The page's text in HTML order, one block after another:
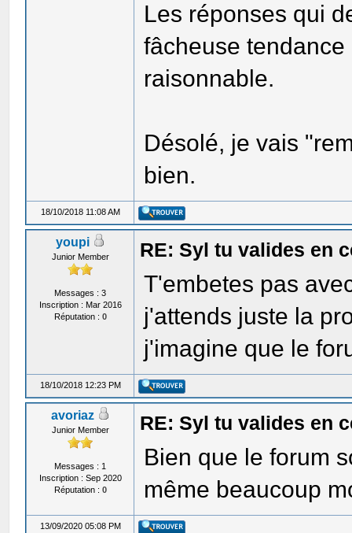
Les réponses qui
fâcheuse
raisonnable.
Désolé, je vais
bien.
18/10/2018 11:08 AM
youpi
Junior Member
Messages : 3
Inscription : Mar 2016
Réputation : 0
RE: Syl tu valides en
T'embetes pas
j'attends juste la
j'imagine que le
18/10/2018 12:23 PM
avoriaz
Junior Member
Messages : 1
Inscription : Sep 2020
Réputation : 0
RE: Syl tu valides en
Bien que le forum
même beaucoup
13/09/2020 05:08 PM